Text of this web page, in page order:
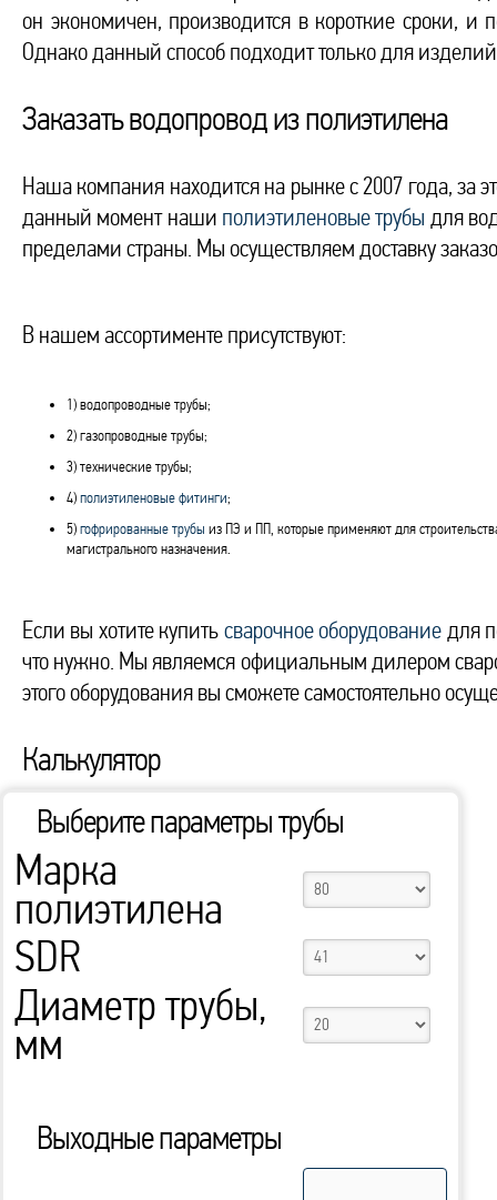
он экономичен, производится в короткие сроки, и
Однако данный способ подходит только для
Заказать водопровод из полиэтилена
Наша компания находится на рынке с 2007 года, за
данный момент наши полиэтиленовые трубы для
пределами страны. Мы осуществляем доставку
В нашем ассортименте присутствуют:
1) водопроводные трубы;
2) газопроводные трубы;
3) технические трубы;
4) полиэтиленовые фитинги;
5) гофрированные трубы из ПЭ и ПП, которые применяют для
магистрального назначения.
Если вы хотите купить сварочное оборудование для
что нужно. Мы являемся официальным дилером
этого оборудования вы сможете самостоятельно
Калькулятор
Выберите параметры трубы
Марка
полиэтилена
SDR
Диаметр трубы,
мм
Выходные параметры